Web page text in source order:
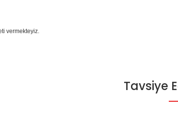
vermekteyiz.
Bu ürüne
ve diğer konularda yetersiz gördüğünüz
Tavsiye